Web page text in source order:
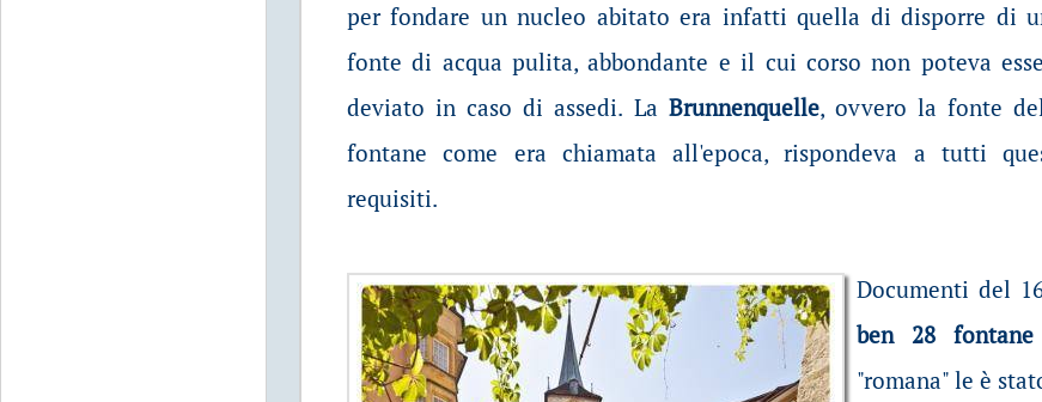
per fondare un nucleo abitato era infatti quella di disporre di
fonte di acqua pulita, abbondante e il cui corso non poteva
deviato in caso di assedi. La Brunnenquelle, ovvero la fonte
fontane come era chiamata all'epoca, rispondeva a tutti
requisiti.
Documenti del
ben 28
"romana" le è